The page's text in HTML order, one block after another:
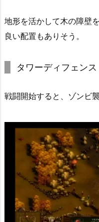
地形を活かして木の障壁
良い配置もありそう。
タワーディフェンス
戦闘開始すると、ゾンビ襲